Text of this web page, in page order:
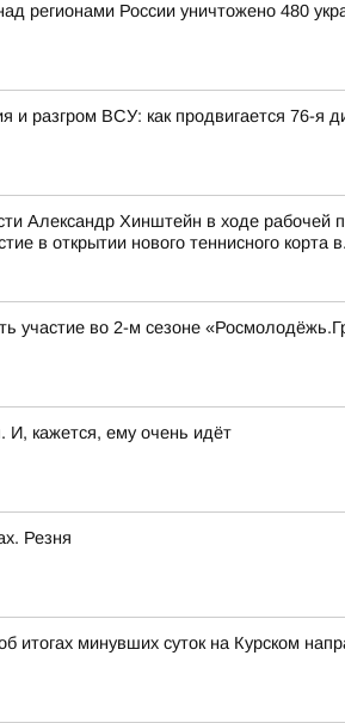
регионами России уничтожено 480
и разгром ВСУ: как продвигается 76-я
Александр Хинштейн в ходе рабочей
в открытии нового теннисного корта
участие во 2-м сезоне
И, кажется, ему очень идёт
Резня
итогах минувших суток на Курском